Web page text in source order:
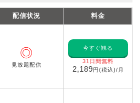
配信状況 料金
◎
見放題配信
今すぐ観る
31日間無料
2,189円(税込)/月